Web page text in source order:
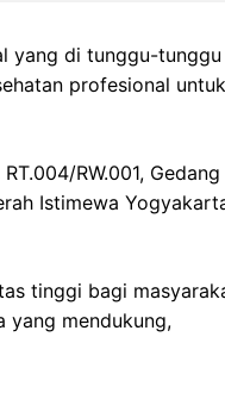
yang di tunggu-
profesional untuk
RW.001, Gedang
Istimewa
tinggi bagi
yang mendukung,